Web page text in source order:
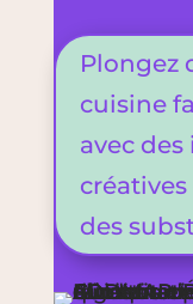
Plongez
cuisine
avec des
des